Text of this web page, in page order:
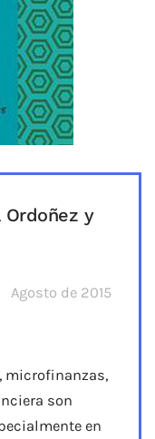
Ordoñez y
Agosto de 2015
microfinanzas,
son
en